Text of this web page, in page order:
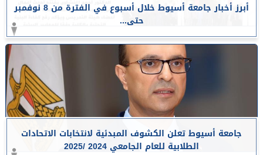
أبرز أخبار جامعة أسيوط خلال أسبوع في الفترة من 8 نوفمبر
حتى...
جامعة أسيوط تعلن الكشوف المبدئية لانتخابات الاتحادات
الطلابية للعام الجامعي 2024 /2025